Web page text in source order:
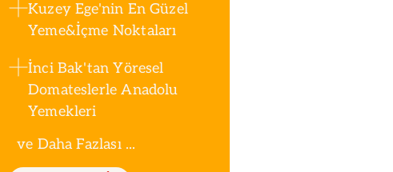
Kuzey Ege'nin En Güzel
Yeme&İçme Noktaları
İnci Bak'tan Yöresel
Domateslerle Anadolu
Yemekleri
ve Daha Fazlası ...